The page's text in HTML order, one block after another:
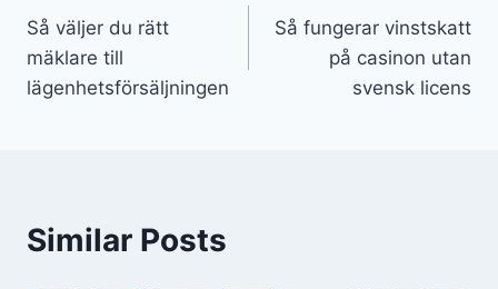
Så väljer du rätt
mäklare till
lägenhetsförsäljningen
Så fungerar vinstskatt
på casinon utan
svensk licens
Similar Posts